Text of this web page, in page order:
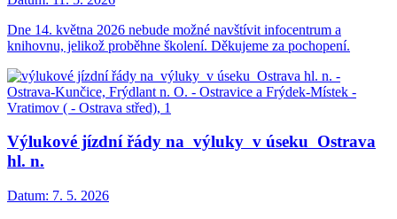
Dne 14. května 2026 nebude možné navštívit infocentrum a
knihovnu, jelikož proběhne školení. Děkujeme za pochopení.
Výlukové jízdní řády na výluky v úseku Ostrava
hl. n.
Datum: 7. 5. 2026